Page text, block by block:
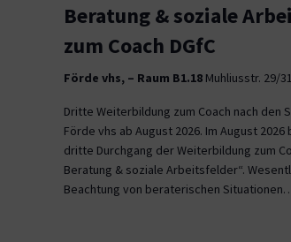
Beratung & soziale
zum Coach DGfC
Förde vhs, – Raum B1.18 Muhliusstr. 29/
Dritte Weiterbildung zum Coach nach den
Förde vhs ab August 2026. Im August
dritte Durchgang der Weiterbildung zum
Beratung & soziale Arbeitsfelder“.
Beachtung von beraterischen